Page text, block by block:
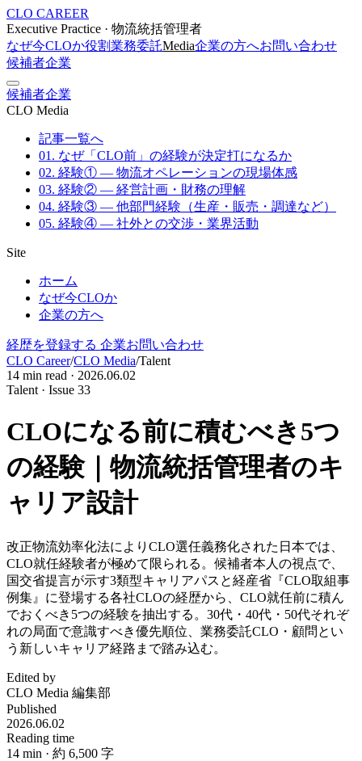
CLO CAREER
Executive Practice · 物流統括管理者
なぜ今CLOか役割業務委託Media企業の方へお問い合わせ
候補者企業
候補者企業
CLO Media
記事一覧へ
01. なぜ「CLO前」の経験が決定打になるか
02. 経験① — 物流オペレーションの現場体感
03. 経験② — 経営計画・財務の理解
04. 経験③ — 他部門経験（生産・販売・調達など）
05. 経験④ — 社外との交渉・業界活動
Site
ホーム
なぜ今CLOか
企業の方へ
経歴を登録する 企業お問い合わせ
CLO Career/CLO Media/Talent
14 min read · 2026.06.02
Talent · Issue 33
CLOになる前に積むべき5つ
の経験｜物流統括管理者のキ
ャリア設計
改正物流効率化法によりCLO選任義務化された日本では、
CLO就任経験者が極めて限られる。候補者本人の視点で、
国交省提言が示す3類型キャリアパスと経産省『CLO取組事
例集』に登場する各社CLOの経歴から、CLO就任前に積ん
でおくべき5つの経験を抽出する。30代・40代・50代それぞ
れの局面で意識すべき優先順位、業務委託CLO・顧問とい
う新しいキャリア経路まで踏み込む。
Edited by
CLO Media 編集部
Published
2026.06.02
Reading time
14 min · 約 6,500 字